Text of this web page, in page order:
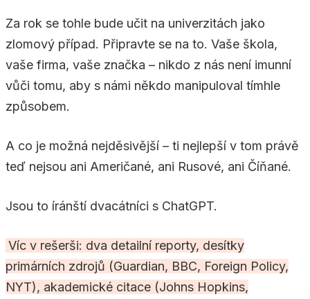
Za rok se tohle bude učit na univerzitách jako
zlomový případ. Připravte se na to. Vaše škola,
vaše firma, vaše značka – nikdo z nás není imunní
vůči tomu, aby s námi někdo manipuloval tímhle
způsobem.
A co je možná nejděsivější – ti nejlepší v tom právě
teď nejsou ani Američané, ani Rusové, ani Číňané.
Jsou to íránští dvacátníci s ChatGPT.
Víc v rešerši: dva detailní reporty, desítky
primárních zdrojů (Guardian, BBC, Foreign Policy,
NYT), akademické citace (Johns Hopkins,